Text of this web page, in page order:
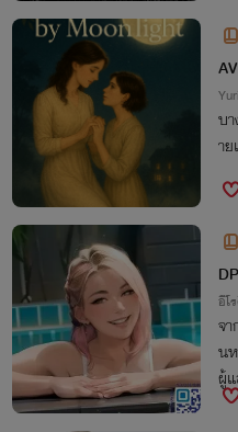
Yuri
บ
า
ห่
เ
อีโ
จ
น
ผู้
คื